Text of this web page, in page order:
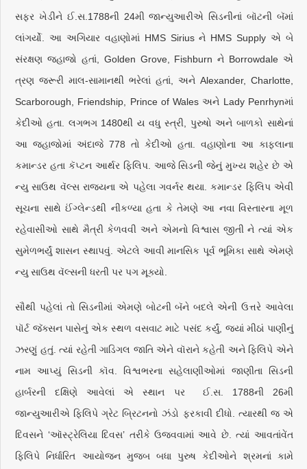
સફર ખેડીને ઈ.સ.1788ની 24મી જાન્યુઆરીએ સિડનીનાં બૉટની બૅમાં
લાંગર્યો. આ અગિયાર વહાણોમાં HMS Sirius ને HMS Supply એ બે
સંરક્ષણ જહાજો હતાં, Golden Grove, Fishburn ને Borrowdale એ
ત્રણ જરૂરી માલ-સામાનથી ભરેલાં હતાં, અને Alexander, Charlotte,
Scarborough, Friendship, Prince of Wales અને Lady Penrhynમાં
કેદીઓ હતા. લગભગ 1480થી ય વધુ સ્ત્રી, પુરુષો અને બાળકો સાથેનાં
આ જહાજોમાં અંદાજે 778 તો કેદીઓ હતા. વહાણોના આ કાફલાના
કમાન્ડર હતા કૅપ્ટન આર્થર ફિલિપ. આજે સિડની જેનું મુખ્ય શહેર છે એ
ન્યુ સાઉથ વૅલ્સ રાજ્યના એ પહેલા ગવર્નર થયા. કમાન્ડર ફિલિપ એવી
સૂચના સાથે ઈંગ્લેન્ડથી નીકળ્યા હતા કે તેમણે આ નવા વિસ્તારના મૂળ
રહેવાસીઓ સાથે મૈત્રી કેળવવી અને એમનો વિશ્વાસ જીતી ને ત્યાં એક
સુમેળભર્યું શાસન સ્થાપવું. એટલે આવી માનસિક પૂર્વ ભૂમિકા સાથે એમણે
ન્યુ સાઉથ વૅલ્સની ધરતી પર પગ મૂક્યો.
સૌથી પહેલાં તો સિડનીમાં એમણે બોટની બૅને બદલે એની ઉત્તરે આવેલા
પૉર્ટ જૅક્સન પાસેનું એક સ્થળ વસવાટ માટે પસંદ કર્યું, જ્યાં મીઠાં પાણીનું
ઝરણું હતું. ત્યાં રહેતી ગાડિગલ જાતિ એને વૉરાને કહેતી અને ફિલિપે એને
નામ આપ્યું સિડની કૉવ. વિશ્વભરના સહેલાણીઓમાં જાણીતા સિડની
હાર્બરની દક્ષિણે આવેલાં એ સ્થાન પર ઈ.સ. 1788ની 26મી
જાન્યુઆરીએ ફિલિપે ગ્રેટ બ્રિટનનો ઝંડો ફરકાવી દીધો. ત્યારથી જ એ
દિવસને ‘ઑસ્ટ્રેલિયા દિવસ’ તરીકે ઉજવવામાં આવે છે. ત્યાં આવતાંવેંત
ફિલિપે નિર્ધારિત આયોજન મુજબ બધા પુરુષ કેદીઓને શ્રમનાં કામે